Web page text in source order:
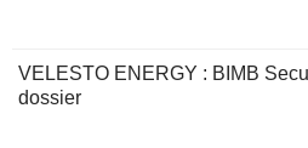
VELESTO ENERGY : BIMB
dossier